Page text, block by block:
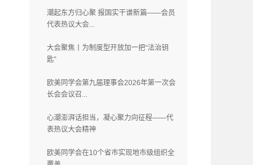
潮起东方归心聚 报国实干谱新篇——会员
代表热议大会...
大会聚焦丨为制度型开放加一把“法治钥
匙”
欧美同学会第九届理事会2026年第一次会
长会会议召...
心潮澎湃话担当，凝心聚力向征程——代
表热议大会精神
欧美同学会在10个省市实现地市级组织全